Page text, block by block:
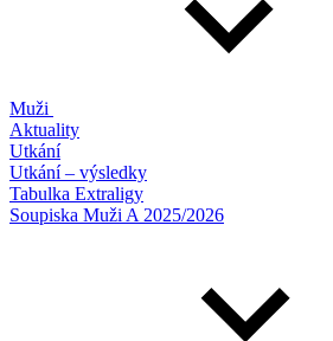
Muži
Aktuality
Utkání
Utkání – výsledky
Tabulka Extraligy
Soupiska Muži A 2025/2026